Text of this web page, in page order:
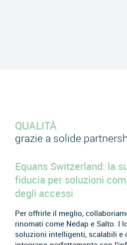
QUALITÀ
grazie a solide
Equans Switzerland: la
fiducia per soluzioni
degli accessi
Per offrirle il meglio,
rinomati come Nedap e Salto. I
soluzioni intelligenti, scalabili e